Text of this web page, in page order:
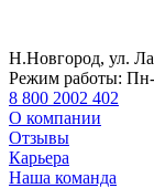
Н.Новгород, ул.
Режим работы: Пн-
8 800 2002 402
О компании
Отзывы
Карьера
Наша команда